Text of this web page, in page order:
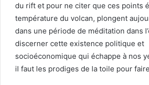
du rift et pour ne citer que ces points
température du volcan, plongent
dans une période de méditation dans
discerner cette existence politique et
socioéconomique qui échappe à nos
il faut les prodiges de la toile pour